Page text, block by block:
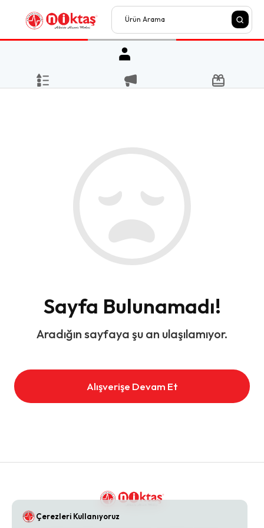
Sayfa Bulunamadı!
Aradığın sayfaya şu an ulaşılamıyor.
Alışverişe Devam Et
Çerezleri Kullanıyoruz